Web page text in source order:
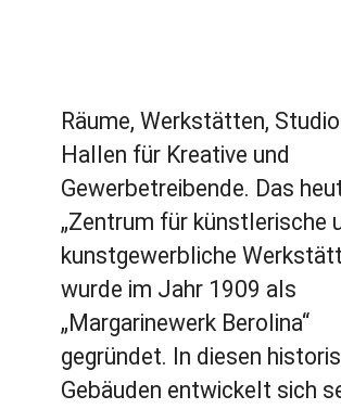
Räume, Werkstätten,
Hallen für Kreative und
Gewerbetreibende. Das
„Zentrum für künstlerische
kunstgewerbliche
wurde im Jahr 1909 als
„Margarinewerk Berolina“
gegründet. In diesen
Gebäuden entwickelt sich